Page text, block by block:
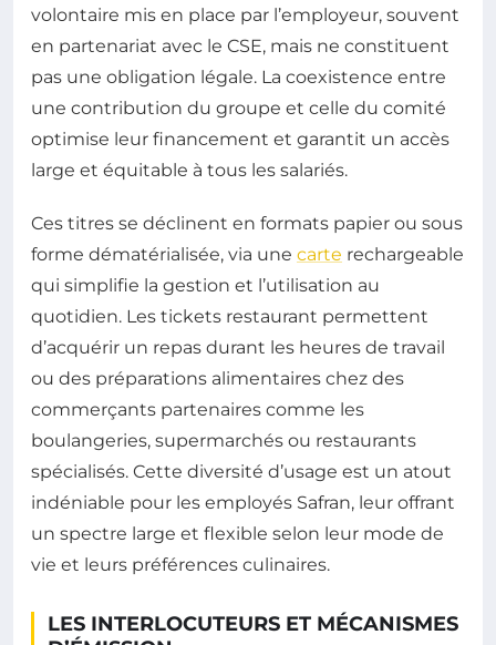
volontaire mis en place par l’employeur, souvent
en partenariat avec le CSE, mais ne constituent
pas une obligation légale. La coexistence entre
une contribution du groupe et celle du comité
optimise leur financement et garantit un accès
large et équitable à tous les salariés.
Ces titres se déclinent en formats papier ou sous
forme dématérialisée, via une carte rechargeable
qui simplifie la gestion et l’utilisation au
quotidien. Les tickets restaurant permettent
d’acquérir un repas durant les heures de travail
ou des préparations alimentaires chez des
commerçants partenaires comme les
boulangeries, supermarchés ou restaurants
spécialisés. Cette diversité d’usage est un atout
indéniable pour les employés Safran, leur offrant
un spectre large et flexible selon leur mode de
vie et leurs préférences culinaires.
LES INTERLOCUTEURS ET MÉCANISMES